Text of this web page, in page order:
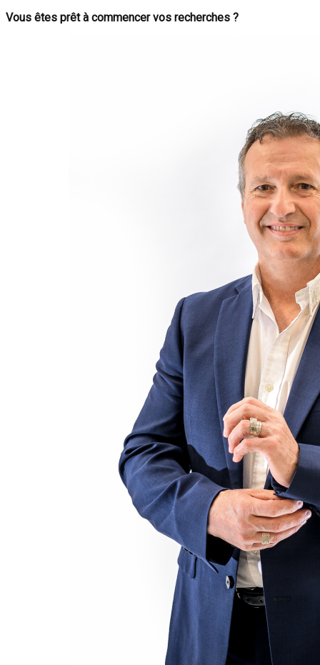
Vous êtes prêt à commencer vos recherches ?